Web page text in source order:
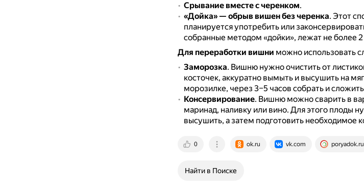
Срывание вместе с черенком.
«Дойка» — обрыв вишен без черенка. Этот
планируется употребить или
собранные методом «дойки», лежат не более
Для переработки вишни можно использовать
Заморозка. Вишню нужно очистить от
косточек, аккуратно вымыть и высушить на
морозилке, через 3–5 часов собрать и
Консервирование. Вишню можно сварить в
маринад, наливку или вино. Для этого плоды
высушить, а затем подготовить необходимое
0 ok.ru vk.com poryadok.ru
Найти в Поиске